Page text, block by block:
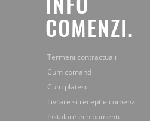
COMENZI.
Termeni contractuali
Cum comand
Cum platesc
Livrare si receptie comenzi
Instalare echipamente